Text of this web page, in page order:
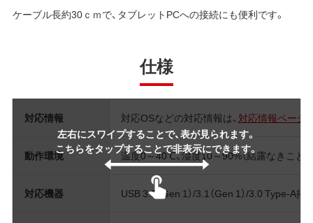
ケーブル長約30ｃｍで、タブレットPCへの接続にも便利です。
仕様
左右にスワイプすることで、表が見られます。
こちらをタップすることで非表示にできます。
対応情報 対応OSなどの対応情報は、 対応情報ページ
動作環境 温度0～40℃、湿度10～90%（結露なきこと）
対応機器 USB 3.2（Gen 1）/3.1（Gen 1）/3.0 Type-A